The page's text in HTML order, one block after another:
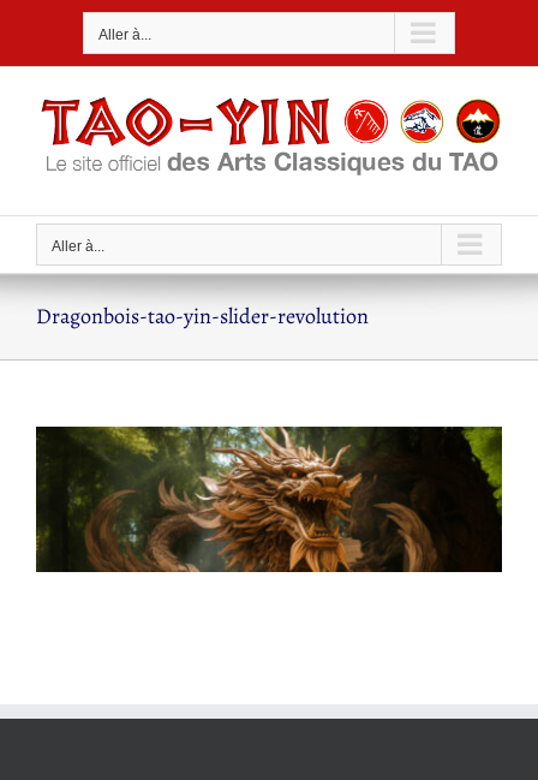
Aller à...
Aller à...
Dragonbois-tao-yin-slider-revolution